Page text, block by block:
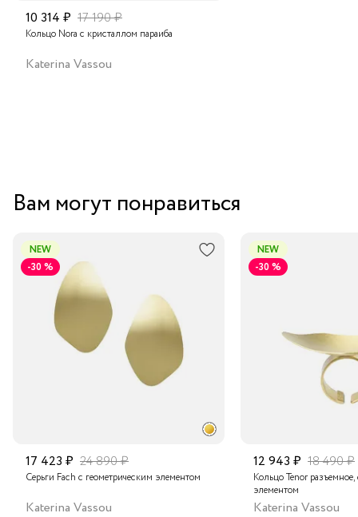
10 314 ₽ 17 190 ₽
Кольцо Nora с кристаллом параиба
Katerina Vassou
Вам могут понравиться
NEW
-30 %
17 423 ₽ 24 890 ₽
Серьги Fach с геометрическим элементом
Katerina Vassou
NEW
-30 %
12 943 ₽ 18 490 ₽
Кольцо Tenor
элементом
Katerina Vassou